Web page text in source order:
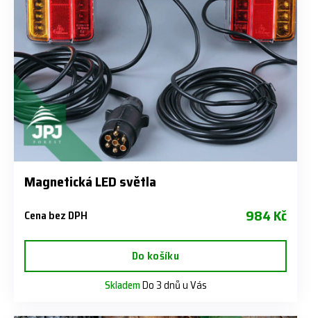
Magnetická LED světla
Cena bez DPH 984 Kč
Do košíku
SklademDo 3 dnů u Vás